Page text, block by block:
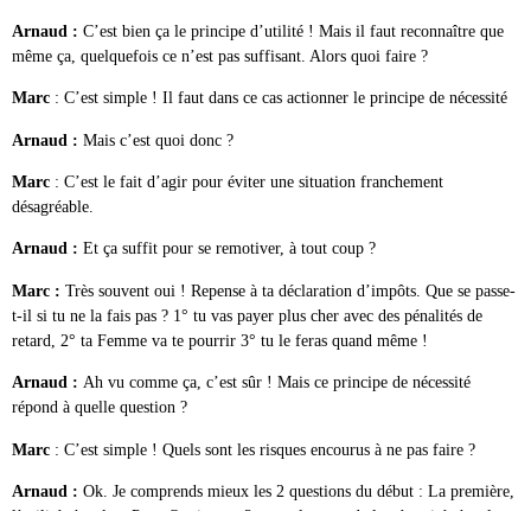
Arnaud : C’est bien ça le principe d’utilité ! Mais il faut reconnaître que
même ça, quelquefois ce n’est pas suffisant. Alors quoi faire ?
Marc : C’est simple ! Il faut dans ce cas actionner le principe de nécessité
Arnaud : Mais c’est quoi donc ?
Marc : C’est le fait d’agir pour éviter une situation franchement
désagréable.
Arnaud : Et ça suffit pour se remotiver, à tout coup ?
Marc : Très souvent oui ! Repense à ta déclaration d’impôts. Que se passe-
t-il si tu ne la fais pas ? 1° tu vas payer plus cher avec des pénalités de
retard, 2° ta Femme va te pourrir 3° tu le feras quand même !
Arnaud : Ah vu comme ça, c’est sûr ! Mais ce principe de nécessité
répond à quelle question ?
Marc : C’est simple ! Quels sont les risques encourus à ne pas faire ?
Arnaud : Ok. Je comprends mieux les 2 questions du début : La première,